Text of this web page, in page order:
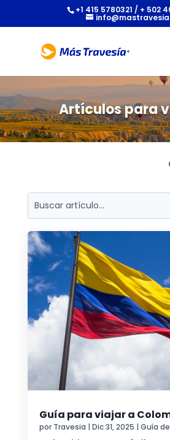
+1 415 5780321 / + 502
Artículos para
Guía para viajar a
por Travesia | Dic 31, 2025 | Guía